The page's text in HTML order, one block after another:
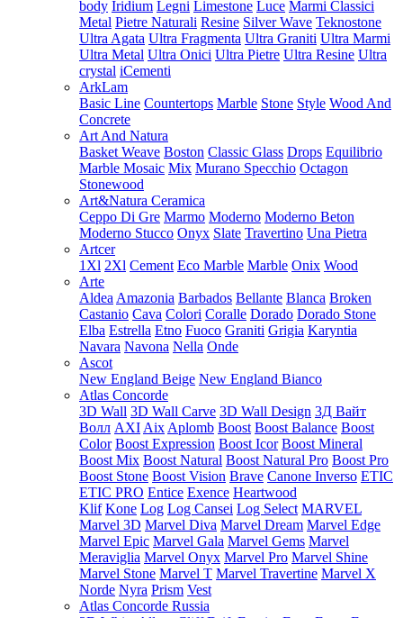
body Iridium Legni Limestone Luce Marmi Classici
Metal Pietre Naturali Resine Silver Wave Teknostone
Ultra Agata Ultra Fragmenta Ultra Graniti Ultra Marmi
Ultra Metal Ultra Onici Ultra Pietre Ultra Resine Ultra
crystal iCementi
ArkLam
Basic Line Countertops Marble Stone Style Wood And
Concrete
Art And Natura
Basket Weave Boston Classic Glass Drops Equilibrio
Marble Mosaic Mix Murano Specchio Octagon
Stonewood
Art&Natura Ceramica
Ceppo Di Gre Marmo Moderno Moderno Beton
Moderno Stucco Onyx Slate Travertino Una Pietra
Artcer
1Xl 2Xl Cement Eco Marble Marble Onix Wood
Arte
Aldea Amazonia Barbados Bellante Blanca Broken
Castanio Cava Colori Coralle Dorado Dorado Stone
Elba Estrella Etno Fuoco Graniti Grigia Karyntia
Navara Navona Nella Onde
Ascot
New England Beige New England Bianco
Atlas Concorde
3D Wall 3D Wall Carve 3D Wall Design 3Д Вайт
Волл AXI Aix Aplomb Boost Boost Balance Boost
Color Boost Expression Boost Icor Boost Mineral
Boost Mix Boost Natural Boost Natural Pro Boost Pro
Boost Stone Boost Vision Brave Canone Inverso ETIC
ETIC PRO Entice Exence Heartwood
Klif Kone Log Log Cansei Log Select MARVEL
Marvel 3D Marvel Diva Marvel Dream Marvel Edge
Marvel Epic Marvel Gala Marvel Gems Marvel
Meraviglia Marvel Onyx Marvel Pro Marvel Shine
Marvel Stone Marvel T Marvel Travertine Marvel X
Norde Nyra Prism Vest
Atlas Concorde Russia